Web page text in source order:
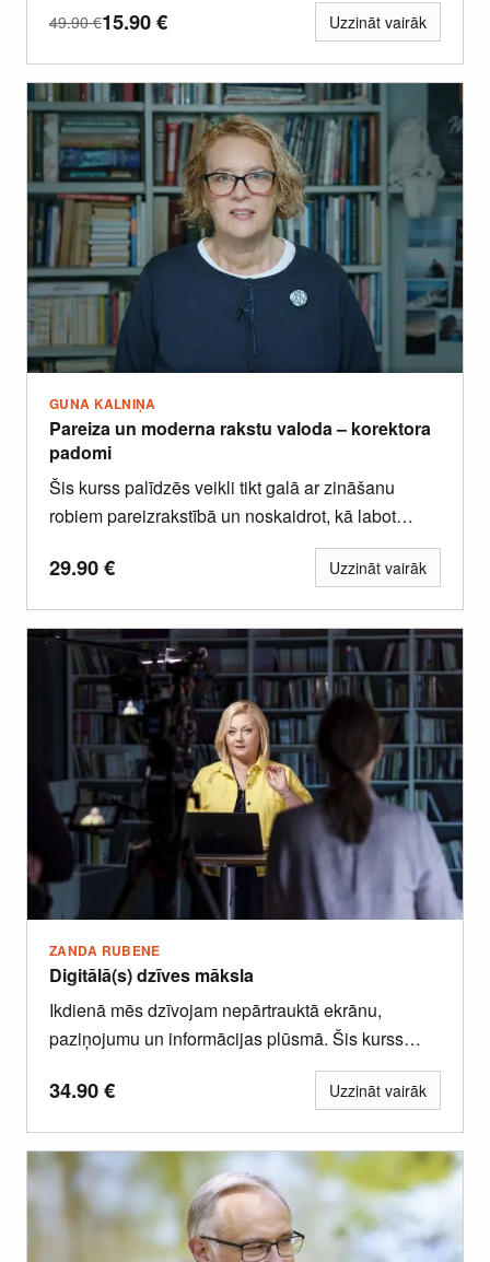
49.90€15.90€ Uzzināt vairāk
GUNA KALNIŅA
Pareiza un moderna rakstu valoda – korektora
padomi
Šis kurss palīdzēs veikli tikt galā ar zināšanu
robiem pareizrakstībā un noskaidrot, kā labot
29.90€ Uzzināt vairāk
ZANDA RUBENE
Digitālā(s) dzīves māksla
Ikdienā mēs dzīvojam nepārtrauktā ekrānu,
paziņojumu un informācijas plūsmā. Šis kurss
palīdzēs Tev atgūt kontroli pār savu uzmanību,...
34.90€ Uzzināt vairāk